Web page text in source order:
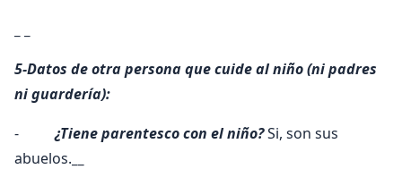
5-Datos de otra persona que cuide al niño (ni padres
ni guardería):
-¿Tiene parentesco con el niño?Si, son sus
abuelos.